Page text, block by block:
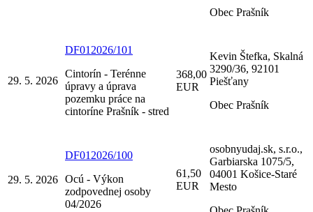
Obec Prašník
29. 5. 2026
DF012026/101
Cintorín - Terénne
úpravy a úprava
pozemku práce na
cintoríne Prašník - stred
368,00
EUR
Kevin Štefka, Skalná
3290/36, 92101
Piešťany
Obec Prašník
29. 5. 2026
DF012026/100
Ocú - Výkon
zodpovednej osoby
04/2026
61,50
EUR
osobnyudaj.sk, s.r.o.,
Garbiarska 1075/5,
04001 Košice-Staré
Mesto